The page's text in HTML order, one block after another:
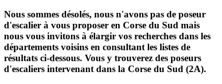
Nous sommes désolés, nous n'avons pas de poseur
d'escalier à vous proposer en Corse du Sud mais
nous vous invitons à élargir vos recherches dans les
départements voisins en consultant les listes de
résultats ci-dessous. Vous y trouverez des poseurs
d'escaliers intervenant dans la Corse du Sud (2A).